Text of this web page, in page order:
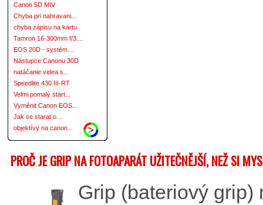
Canon 5D MIV
Chyba pri nahravani...
chyba zápisu na kartu
Tamron 16-300mm f/3....
EOS 20D - systém....
Nástupce Canonu 30D
natáčanie videa s...
Speedlite 430 III-RT
Velmi pomalý start...
Vyměnit Canon EOS...
Jak se starat o...
objektívy na canon...
PROČ JE GRIP NA FOTOAPARÁT UŽITEČNĚJŠÍ, NEŽ SI
Grip (bateriový grip)